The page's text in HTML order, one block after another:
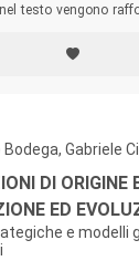
testo vengono
Bodega, Gabriele
DI ORIGINE
ED
e modelli